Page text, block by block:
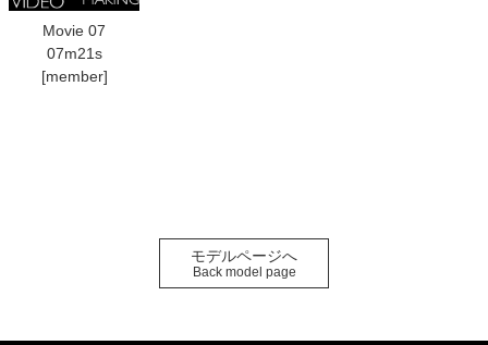
Movie 07
07m21s
[member]
モデルページへ
Back model page